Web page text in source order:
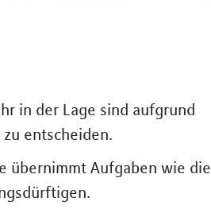
in der Lage sind aufgrund
entscheiden.
übernimmt Aufgaben wie die